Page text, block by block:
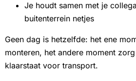
Je houdt samen met je
buitenterrein netjes
Geen dag is hetzelfde: het ene
monteren, het andere moment
klaarstaat voor transport.